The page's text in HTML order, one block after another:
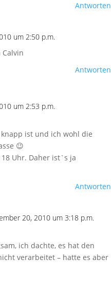
Antworten
um 2:50 p.m.
Antworten
um 2:53 p.m.
ist und ich wohl die
😉
Uhr. Daher ist`s ja
Antworten
20, 2010 um 3:18 p.m.
ich dachte, es hat den
verarbeitet – hatte es aber